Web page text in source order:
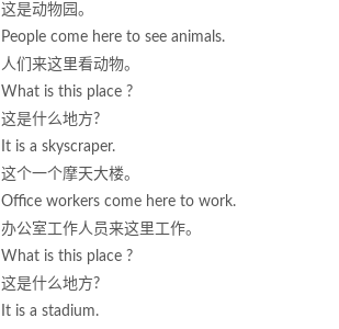
这是动物园。
People come here to see animals.
人们来这里看动物。
What is this place ?
这是什么地方?
It is a skyscraper.
这个一个摩天大楼。
Office workers come here to work.
办公室工作人员来这里工作。
What is this place ?
这是什么地方?
It is a stadium.